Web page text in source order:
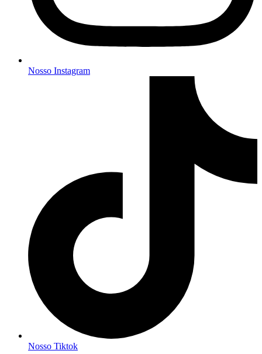
Nosso Instagram
Nosso Tiktok